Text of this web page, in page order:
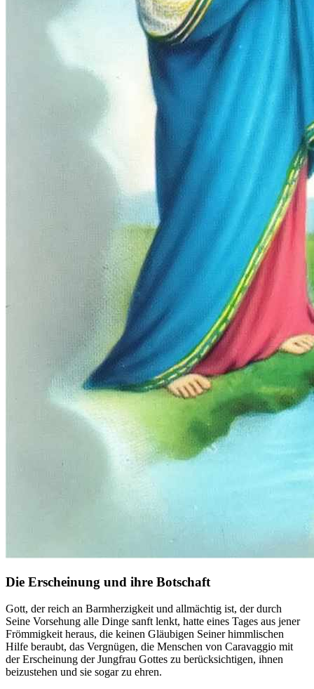
Die Erscheinung und ihre Botschaft
Gott, der reich an Barmherzigkeit und allmächtig ist, der durch
Seine Vorsehung alle Dinge sanft lenkt, hatte eines Tages aus jener
Frömmigkeit heraus, die keinen Gläubigen Seiner himmlischen
Hilfe beraubt, das Vergnügen, die Menschen von Caravaggio mit
der Erscheinung der Jungfrau Gottes zu berücksichtigen, ihnen
beizustehen und sie sogar zu ehren.